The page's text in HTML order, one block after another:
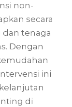
non-
secara
dan tenaga
Dengan
ini
di